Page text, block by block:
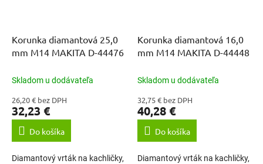
Korunka diamantová 25,0
mm M14 MAKITA D-44476
Skladom u dodávateľa
26,20 € bez DPH
32,23 €
Do košíka
Diamantový vrták na kachličky,
Korunka diamantová 16,0
mm M14 MAKITA D-44448
Skladom u dodávateľa
32,75 € bez DPH
40,28 €
Do košíka
Diamantový vrták na kachličky,